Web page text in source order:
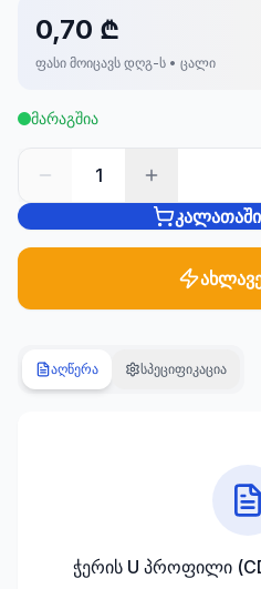
ᲙᲐᲢᲔᲒᲝᲠᲘᲔᲑᲘ
ბაღი და
701
პროდუქტი
კლიმატური
ტექნიკა
0,70 ₾
ფასი მოიცავს დღგ-ს • ცალი
მარაგშია
1
აღწერა სპეციფიკაცია
ჭერის U პროფილი